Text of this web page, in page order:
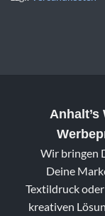
Anhalt’s
Wir bringen
Deine
Textildruck
kreativen